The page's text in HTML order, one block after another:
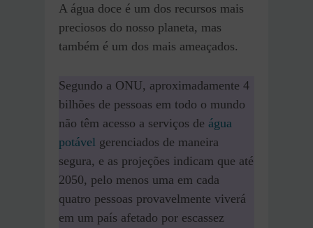
A água doce é um dos recursos mais
preciosos do nosso planeta, mas
também é um dos mais ameaçados.
Segundo a ONU, aproximadamente 4
bilhões de pessoas em todo o mundo
não têm acesso a serviços de água
potável gerenciados de maneira
segura, e as projeções indicam que até
2050, pelo menos uma em cada
quatro pessoas provavelmente viverá
em um país afetado por escassez